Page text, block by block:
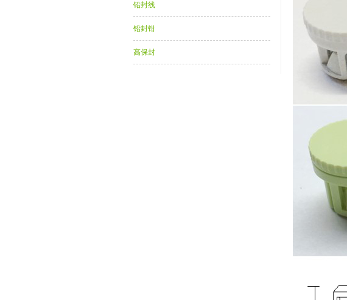
铅封线
铅封钳
高保封